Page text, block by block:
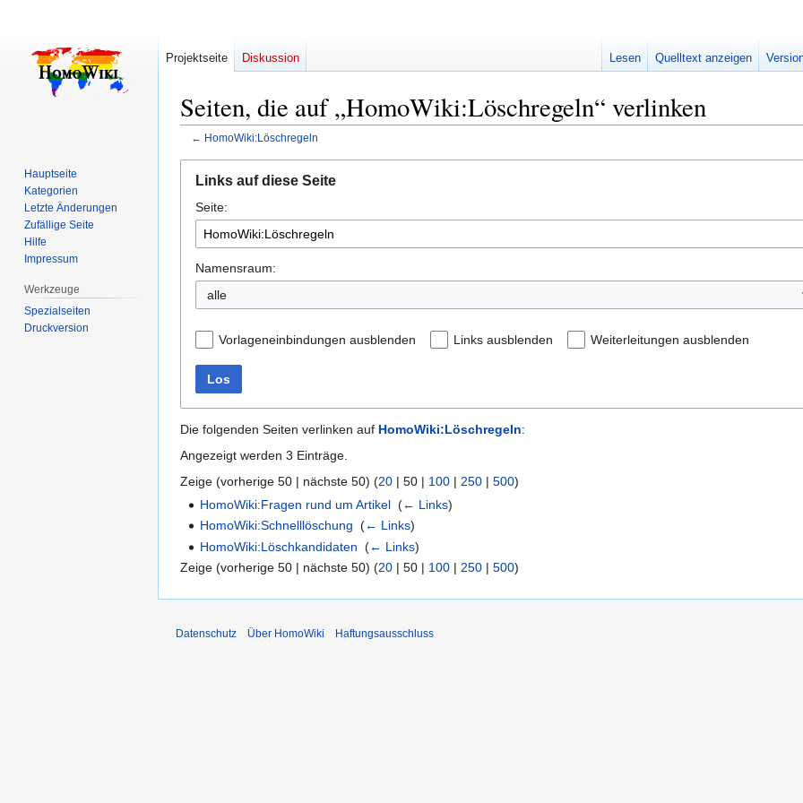
Seiten, die auf „HomoWiki:Löschregeln“ verlinken
← HomoWiki:Löschregeln
Navigation
springen
Suche
springen
Links auf diese Seite
Seite:
Namensraum:
alle
Vorlageneinbindungen ausblenden Links ausblenden Weiterleitungen ausblenden
Los
Die folgenden Seiten verlinken auf HomoWiki:Löschregeln:
Angezeigt werden 3 Einträge.
Zeige (vorherige 50 | nächste 50) (20 | 50 | 100 | 250 | 500)
HomoWiki:Fragen rund um Artikel ‎(← Links)
HomoWiki:Schnelllöschung ‎(← Links)
HomoWiki:Löschkandidaten ‎(← Links)
Zeige (vorherige 50 | nächste 50) (20 | 50 | 100 | 250 | 500)
Projektseite Diskussion Lesen Quelltext anzeigen
Hauptseite
Kategorien
Letzte Änderungen
Zufällige Seite
Hilfe
Impressum
Werkzeuge
Spezialseiten
Druckversion
Datenschutz Über HomoWiki Haftungsausschluss